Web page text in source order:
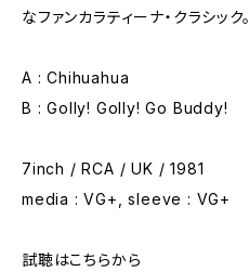
なファンカラティーナ・クラシック。
A : Chihuahua
B : Golly! Golly! Go Buddy!
7inch / RCA / UK / 1981
media : VG+, sleeve : VG+
試聴はこちらから